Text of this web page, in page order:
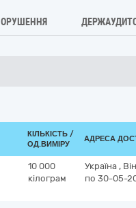
КІЛЬКІСТЬ /
ОД.ВИМІРУ
АДРЕСА
10 000
кілограм
Україна ,
по 30-05-